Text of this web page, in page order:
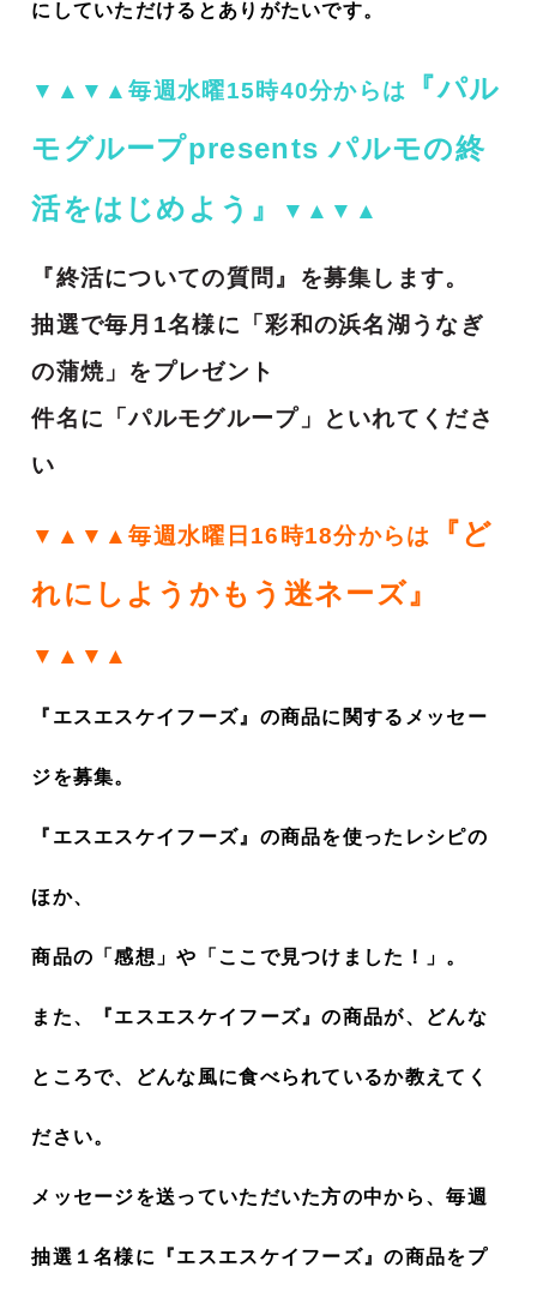
にしていただけるとありがたいです。
▼▲▼▲毎週水曜15時40分からは
『パル
モグループpresents パルモの終
活をはじめよう』
▼▲▼▲
『終活についての質問』を募集します。
抽選で毎月1名様に「彩和の浜名湖うなぎ
の蒲焼」をプレゼント
件名に「パルモグループ」といれてくださ
い
▼▲▼▲毎週水曜日16時18分からは
『ど
れにしようかもう迷ネーズ』
▼▲▼▲
『エスエスケイフーズ』の商品に関するメッセー
ジを募集。
『エスエスケイフーズ』の商品を使ったレシピの
ほか、
商品の「感想」や「ここで見つけました！」。
また、『エスエスケイフーズ』の商品が、どんな
ところで、どんな風に食べられているか教えてく
ださい。
メッセージを送っていただいた方の中から、毎週
抽選１名様に『エスエスケイフーズ』の商品をプ